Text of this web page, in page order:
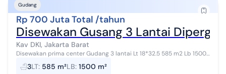
Gudang
Rp 700 Juta Total /tahun
Disewakan Gusang 3 Lantai
Kav DKI, Jakarta Barat
Disewakan prima center Gudang 3 lantai Lt 18*32.5 585 m2 Lb 1500
m2 Ada lift barang 2 ton Listrik 23.000 va Hadap utara timur Air
sumur Row 20 m2 H...
3LT: 585 m²LB: 1500 m²